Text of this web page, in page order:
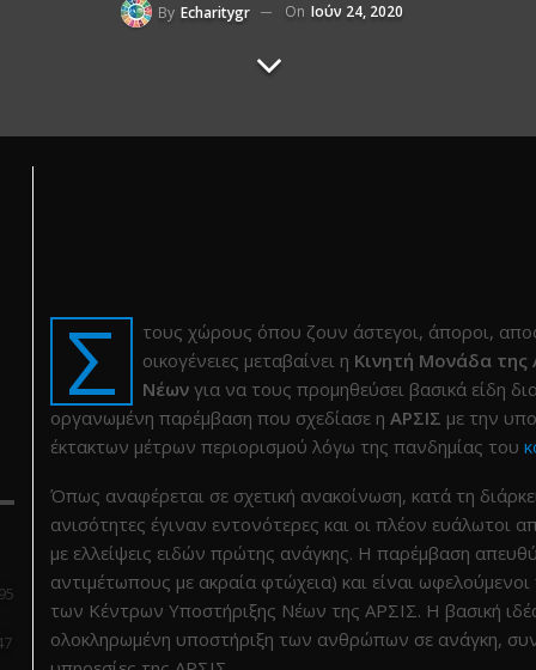
By Echaritygr On Ιούν 24, 2020
Σ
τους χώρους όπου ζουν άστεγοι, άποροι,
οικογένειες μεταβαίνει η Κινητή Μονάδα της
Νέωνγια να τους προμηθεύσει βασικά είδη
οργανωμένη παρέμβαση που σχεδίασε η ΑΡΣΙΣ με την
έκτακτων μέτρων περιορισμού λόγω της πανδημίας του
Όπως αναφέρεται σε σχετική ανακοίνωση, κατά τη
ανισότητες έγιναν εντονότερες και οι πλέον ευάλωτοι
με ελλείψεις ειδών πρώτης ανάγκης. Η παρέμβαση
αντιμέτωπους με ακραία φτώχεια) και είναι
των Κέντρων Υποστήριξης Νέων της ΑΡΣΙΣ. Η βασική
ολοκληρωμένη υποστήριξη των ανθρώπων σε ανάγκη,